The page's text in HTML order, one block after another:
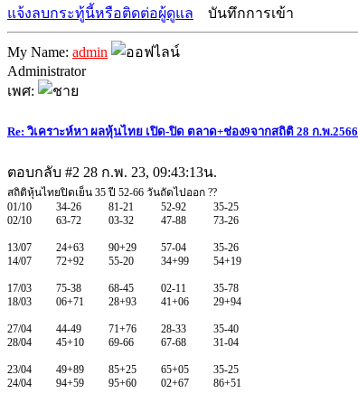
แจ้งลบกระทู้นี้หรือติดต่อผู้ดูแล
บันทึกการเข้า
My Name: admin
Administrator
เพศ:
Re: วิเคราะห์หา ผลหุ้นไทย เปิด-ปิด ตลาด+ช่อง9จากสถิติ 28 ก.พ.2566
ตอบกลับ #2 28 ก.พ. 23, 09:43:13น.
สถิติหุ้นไทยปิดเย็น 35 ปี 52-66 วันถัดไปออก ??
01/10 34-26 81-21 52-92 35-25
02/10 63-72 03-32 47-88 73-26
13/07 24+63 90+29 57-04 35-26
14/07 72+92 55-20 34+99 54+19
17/03 75-38 68-45 02-11 35-78
18/03 06+71 28+93 41+06 29+94
27/04 44-49 71+76 28-33 35-40
28/04 45+10 69-66 67-68 31-04
23/04 49+89 85+25 65+05 35-25
24/04 94+59 95+60 02+67 86+51